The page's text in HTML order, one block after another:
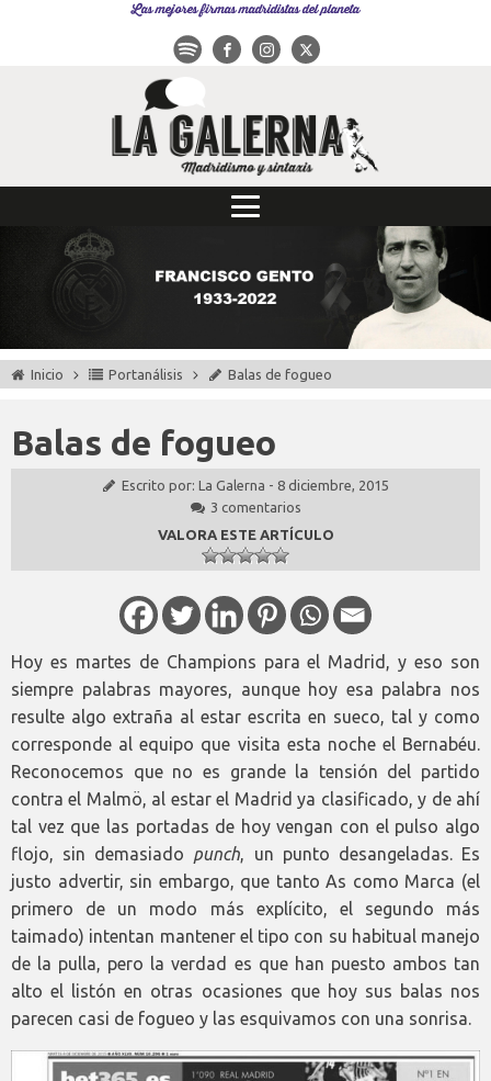
Las mejores firmas madridistas del planeta
Inicio Portanálisis Balas de fogueo
Balas de fogueo
Escrito por: La Galerna - 8 diciembre, 2015
3 comentarios
VALORA ESTE ARTÍCULO
Hoy es martes de Champions para el Madrid, y eso son
siempre palabras mayores, aunque hoy esa palabra nos
resulte algo extraña al estar escrita en sueco, tal y como
corresponde al equipo que visita esta noche el Bernabéu.
Reconocemos que no es grande la tensión del partido
contra el Malmö, al estar el Madrid ya clasificado, y de ahí
tal vez que las portadas de hoy vengan con el pulso algo
flojo, sin demasiado punch, un punto desangeladas. Es
justo advertir, sin embargo, que tanto As como Marca (el
primero de un modo más explícito, el segundo más
taimado) intentan mantener el tipo con su habitual manejo
de la pulla, pero la verdad es que han puesto ambos tan
alto el listón en otras ocasiones que hoy sus balas nos
parecen casi de fogueo y las esquivamos con una sonrisa.